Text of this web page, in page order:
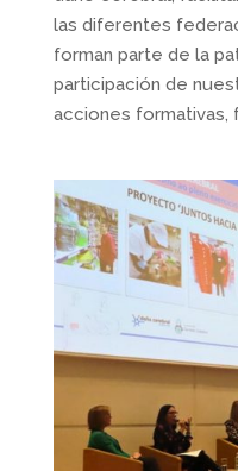
las diferentes
forman parte de la
participación de
acciones formativas,